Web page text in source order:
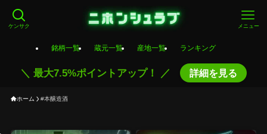
ケンサク メニュー
銘柄一覧 蔵元一覧 産地一覧 ランキング
＼ 最大7.5%ポイントアップ！ ／ 詳細を見る
ホーム #本醸造酒